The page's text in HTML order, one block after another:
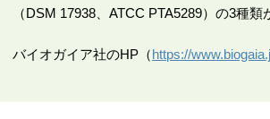
（DSM 17938、ATCC PTA5289）の3種類
バイオガイア社のHP（https://